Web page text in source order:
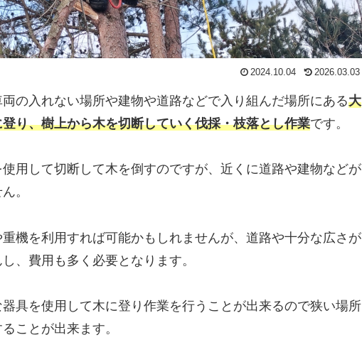
2024.10.04 2026.03.03
の入れない場所や建物や道路などで入り組んだ場所にある大
り、樹上から木を切断していく伐採・枝落とし作業です。
用して切断して木を倒すのですが、近くに道路や建物などが
。
機を利用すれば可能かもしれませんが、道路や十分な広さが
、費用も多く必要となります。
具を使用して木に登り作業を行うことが出来るので狭い場所
ことが出来ます。